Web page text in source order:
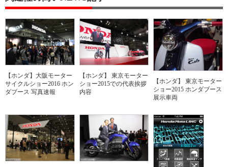
【ホンダ】大阪モーター
サイクルショー2016 ホン
ダブース 写真速報
【ホンダ】 東京モーター
ショー2015での代表挨拶
内容
【ホンダ】 東京モーター
ショー2015 ホンダブース
展示車両